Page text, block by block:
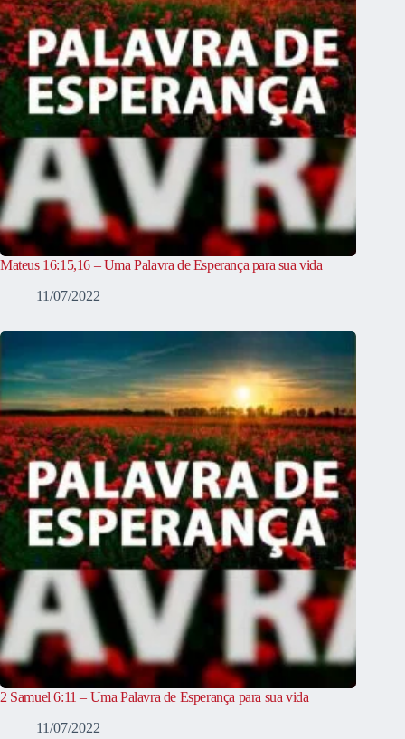
Mateus 16:15,16 – Uma Palavra de Esperança para sua vida
11/07/2022
2 Samuel 6:11 – Uma Palavra de Esperança para sua vida
11/07/2022